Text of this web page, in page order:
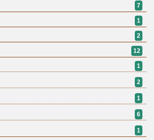
7
1
2
12
1
2
1
6
1